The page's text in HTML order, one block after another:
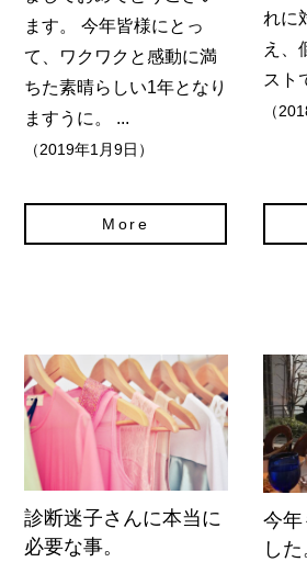
ます。 今年皆様にとっ
て、ワクワクと感動に満
ちた素晴らしい1年となり
ますうに。 ...
（2019年1月9日）
More
れに
え、
スト
（
診断迷子さんに本当に
必要な事。
今年
した